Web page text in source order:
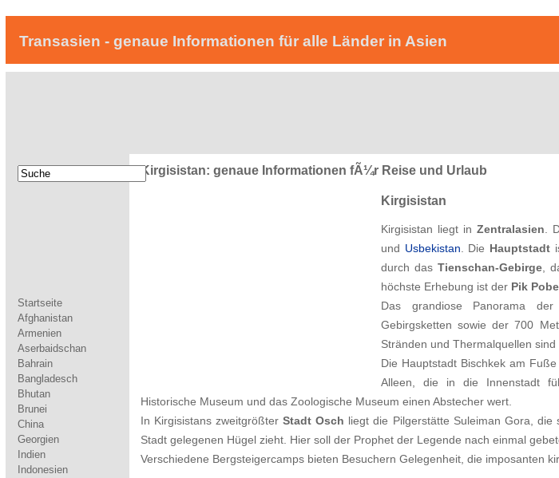
Kirgisistan: genaue Informationen fÃ¼r Reise und Urlaub
Kirgisistan
Kirgisistan liegt inZentralasien.
und Usbekistan. Die Hauptstadt
durch dasTienschan-Gebirge,
höchste Erhebung ist der Pik
Das grandiose Panorama
Gebirgsketten sowie der 700
Stränden und Thermalquellen
Die Hauptstadt Bischkek am
Alleen, die in die Innenstadt
Historische Museum und das Zoologische Museum einen Abstecher wert.
In Kirgisistans zweitgrößterStadt Osch liegt die Pilgerstätte Suleiman Gora,
Stadt gelegenen Hügel zieht. Hier soll der Prophet der Legende nach einmal
Verschiedene Bergsteigercamps bieten Besuchern Gelegenheit, die imposanten
Transasien - Aktuelle
Startseite
Afghanistan
Armenien
Aserbaidschan
Bahrain
Bangladesch
Bhutan
Brunei
China
Georgien
Indien
Indonesien
Transasien - genaue Informationen für alle Länder in Asien